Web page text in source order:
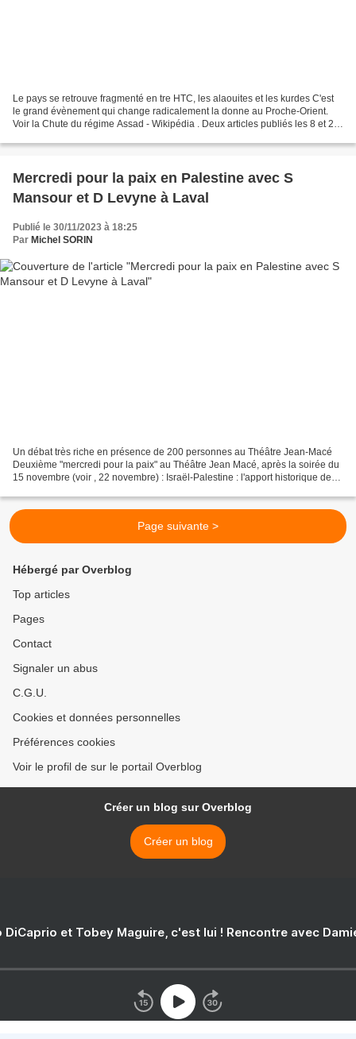
Le pays se retrouve fragmenté en tre HTC, les alaouites et les kurdes C'est
le grand évènement qui change radicalement la donne au Proche-Orient.
Voir la Chute du régime Assad - Wikipédia . Deux articles publiés les 8 et 23
Mercredi pour la paix en Palestine avec S
Mansour et D Levyne à Laval
Publié le 30/11/2023 à 18:25
Par Michel SORIN
Un débat très riche en présence de 200 personnes au Théâtre Jean-Macé
Deuxième "mercredi pour la paix" au Théâtre Jean Macé, après la soirée du
15 novembre (voir , 22 novembre) : Israël-Palestine : l'apport historique de
Page suivante >
Hébergé par Overblog
Top articles
Pages
Contact
Signaler un abus
C.G.U.
Cookies et données personnelles
Préférences cookies
Voir le profil de sur le portail Overblog
Créer un blog sur Overblog
Créer un blog
DiCaprio et Tobey Maguire, c'est lui ! Rencontre avec